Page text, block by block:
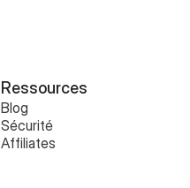
Ressources
Blog
Sécurité
Affiliates